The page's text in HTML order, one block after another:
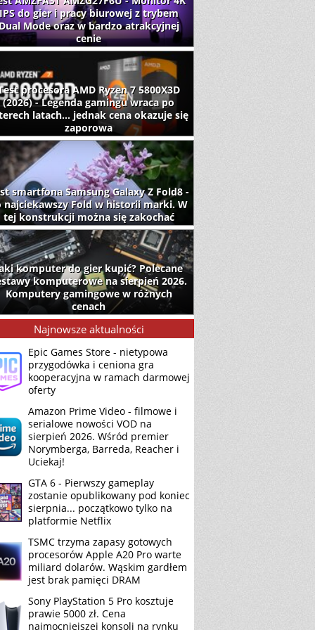
do gier i pracy biurowej z trybem
Mode oraz w bardzo atrakcyjnej
cenie
procesora AMD Ryzen 7 5800X3D
(2026) - Legenda gamingu wraca po
latach... jednak cena okazuje się
zaporowa
smartfona Samsung Galaxy Z Fold8 -
najciekawszy Fold w historii marki. W
tej konstrukcji można się zakochać
komputer do gier kupić? Polecane
komputerowe na sierpień 2026.
Komputery gamingowe w różnych
cenach
Najnowsze aktualności
Epic Games Store - nietypowa
przygodówka i ceniona gra
kooperacyjna w ramach darmowej
oferty
Amazon Prime Video - filmowe i
serialowe nowości VOD na
sierpień 2026. Wśród premier
Norymberga, Barreda, Reacher i
Uciekaj!
GTA 6 - Pierwszy gameplay
zostanie opublikowany pod koniec
sierpnia... początkowo tylko na
platformie Netflix
TSMC trzyma zapasy gotowych
procesorów Apple A20 Pro warte
miliard dolarów. Wąskim gardłem
jest brak pamięci DRAM
Sony PlayStation 5 Pro kosztuje
prawie 5000 zł. Cena
najmocniejszej konsoli na rynku